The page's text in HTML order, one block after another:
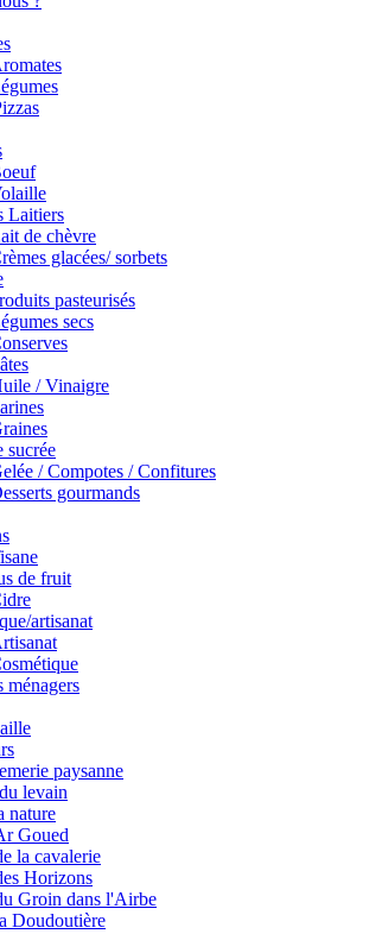
Laitiers
de chèvre
glacées/ sorbets
pasteurisés
secs
/ Vinaigre
sucrée
/ Compotes / Confitures
gourmands
de fruit
artisanat
ménagers
paysanne
levain
nature
Goued
la cavalerie
Horizons
Groin dans l'Airbe
Doudoutière